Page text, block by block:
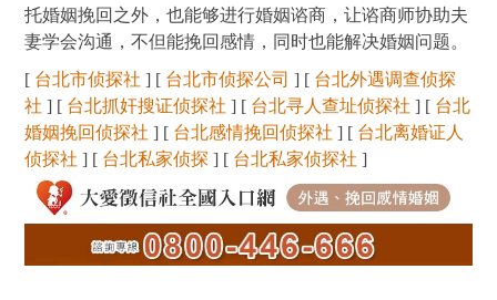
托婚姻挽回之外，也能够进行婚姻谘商，让谘商师协助夫
妻学会沟通，不但能挽回感情，同时也能解决婚姻问题。
[ 台北市侦探社 ] [ 台北市侦探公司 ] [ 台北外遇调查侦探
社 ] [ 台北抓奸搜证侦探社 ] [ 台北寻人查址侦探社 ] [ 台北
婚姻挽回侦探社 ] [ 台北感情挽回侦探社 ] [ 台北离婚证人
侦探社 ] [ 台北私家侦探 ] [ 台北私家侦探社 ]